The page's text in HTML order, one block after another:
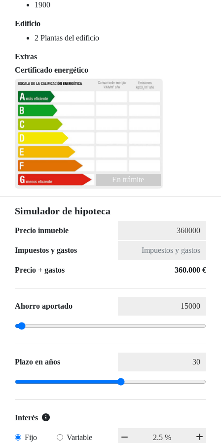
1900
Edificio
2 Plantas del edificio
Extras
Certificado energético
En trámite
Simulador de hipoteca
Precio inmueble
Impuestos y gastos
Precio + gastos 360.000 €
Ahorro aportado
Plazo en años
Interés
Fijo Variable